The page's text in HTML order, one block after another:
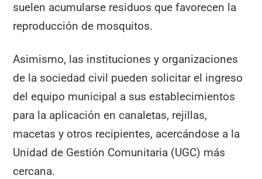
suelen acumularse residuos que favorecen la
reproducción de mosquitos.
Asimismo, las instituciones y organizaciones
de la sociedad civil pueden solicitar el ingreso
del equipo municipal a sus establecimientos
para la aplicación en canaletas, rejillas,
macetas y otros recipientes, acercándose a la
Unidad de Gestión Comunitaria (UGC) más
cercana.